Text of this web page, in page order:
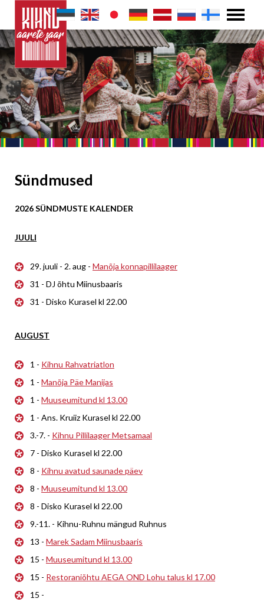
Sündmused
2026 SÜNDMUSTE KALENDER
JUULI
29. juuli - 2. aug - Manõja konnapillilaager
31 - DJ õhtu Miinusbaaris
31 - Disko Kurasel kl 22.00
AUGUST
1 - Kihnu Rahvatriatlon
1 - Manõja Päe Manijas
1 - Muuseumitund kl 13.00
1 - Ans. Kruiiz Kurasel kl 22.00
3.-7. - Kihnu Pillilaager Metsamaal
7 - Disko Kurasel kl 22.00
8 - Kihnu avatud saunade päev
8 - Muuseumitund kl 13.00
8 - Disko Kurasel kl 22.00
9.-11. - Kihnu-Ruhnu mängud Ruhnus
13 - Marek Sadam Miinusbaaris
15 - Muuseumitund kl 13.00
15 - Restoraniõhtu AEGA OND Lohu talus kl 17.00
15 -